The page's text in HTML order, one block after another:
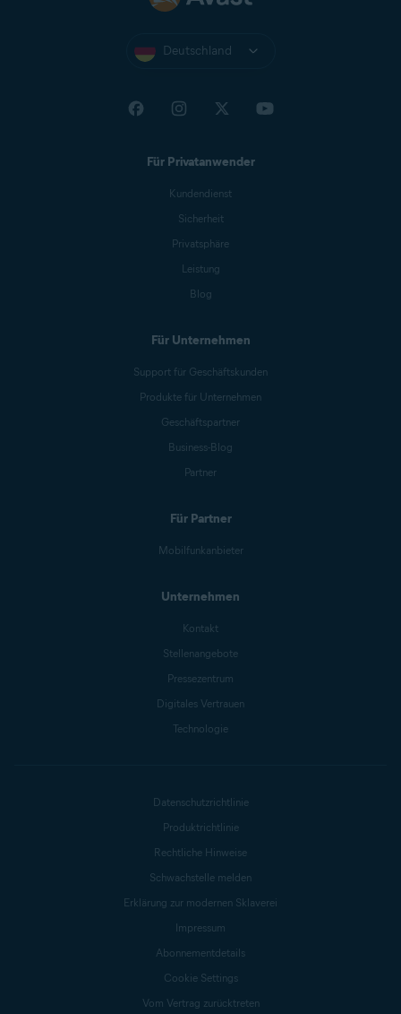
Deutschland
Für Privatanwender
Kundendienst
Sicherheit
Privatsphäre
Leistung
Blog
Für Unternehmen
Support für Geschäftskunden
Produkte für Unternehmen
Geschäftspartner
Business-Blog
Partner
Für Partner
Mobilfunkanbieter
Unternehmen
Kontakt
Stellenangebote
Pressezentrum
Digitales Vertrauen
Technologie
Datenschutzrichtlinie
Produktrichtlinie
Rechtliche Hinweise
Schwachstelle melden
Erklärung zur modernen Sklaverei
Impressum
Abonnementdetails
Cookie Settings
Vom Vertrag zurücktreten